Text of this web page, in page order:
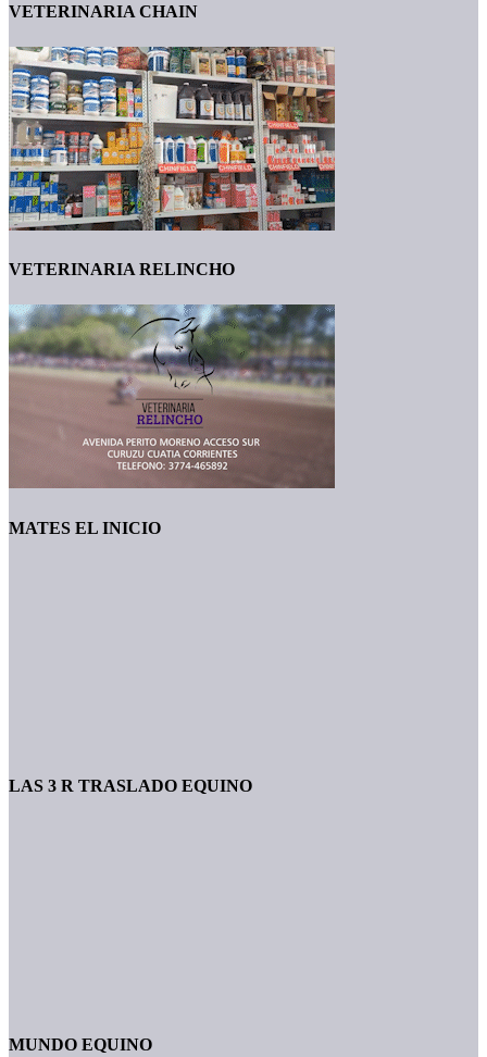
VETERINARIA CHAIN
VETERINARIA RELINCHO
MATES EL INICIO
LAS 3 R TRASLADO EQUINO
MUNDO EQUINO